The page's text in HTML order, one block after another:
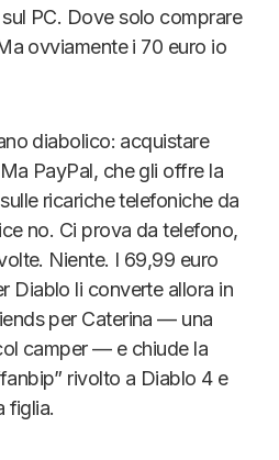
PC. Dove solo comprare
ovviamente i 70 euro io
diabolico: acquistare
PayPal, che gli offre la
ricariche telefoniche da
no. Ci prova da telefono,
Niente. I 69,99 euro
Diablo li converte allora in
per Caterina — una
camper — e chiude la
rivolto a Diablo 4 e
figlia.